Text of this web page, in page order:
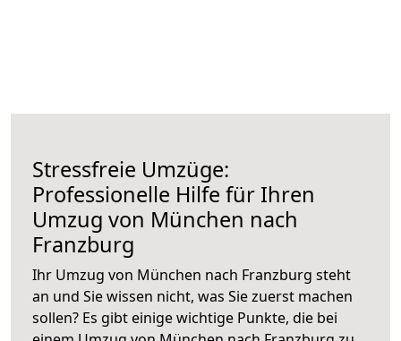
Stressfreie Umzüge:
Professionelle Hilfe für Ihren
Umzug von München nach
Franzburg
Ihr Umzug von München nach Franzburg steht
an und Sie wissen nicht, was Sie zuerst machen
sollen? Es gibt einige wichtige Punkte, die bei